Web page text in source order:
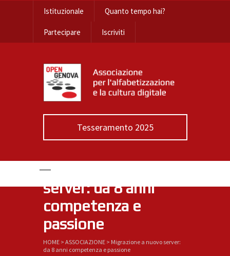
Istituzionale Quanto tempo hai?
Partecipare Iscriviti
Tesseramento 2025
Migrazione a nuovo
server: da 8 anni
competenza e
passione
HOME > ASSOCIAZIONE > Migrazione a nuovo server:
da 8 anni competenza e passione